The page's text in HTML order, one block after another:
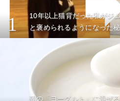
1
10年以上猫背だった私がジ
と褒められるようになった
朝の「ヨーグルト」に混ぜ